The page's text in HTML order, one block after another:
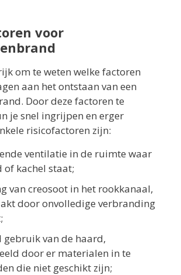
voor
om te weten welke factoren
aan het ontstaan van een
Door deze factoren te
je snel ingrijpen en erger
risicofactoren zijn:
ventilatie in de ruimte waar
of kachel staat;
van creosoot in het rookkanaal,
door onvolledige verbranding
gebruik van de haard,
door er materialen in te
die niet geschikt zijn;